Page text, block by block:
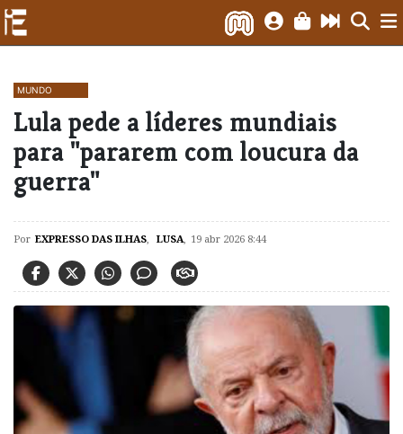
MUNDO
Lula pede a líderes mundiais
para "pararem com loucura da
guerra"
Por EXPRESSO DAS ILHAS, LUSA, 19 abr 2026 8:44